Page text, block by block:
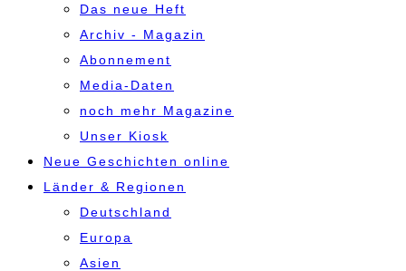
Das neue Heft
Archiv - Magazin
Abonnement
Media-Daten
noch mehr Magazine
Unser Kiosk
Neue Geschichten online
Länder & Regionen
Deutschland
Europa
Asien